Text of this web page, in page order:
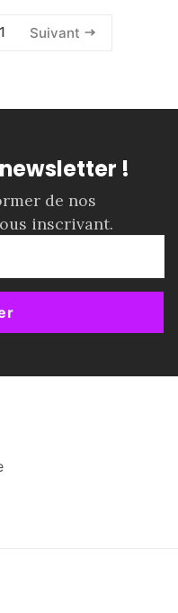
Suivant
!
de nos
inscrivant.